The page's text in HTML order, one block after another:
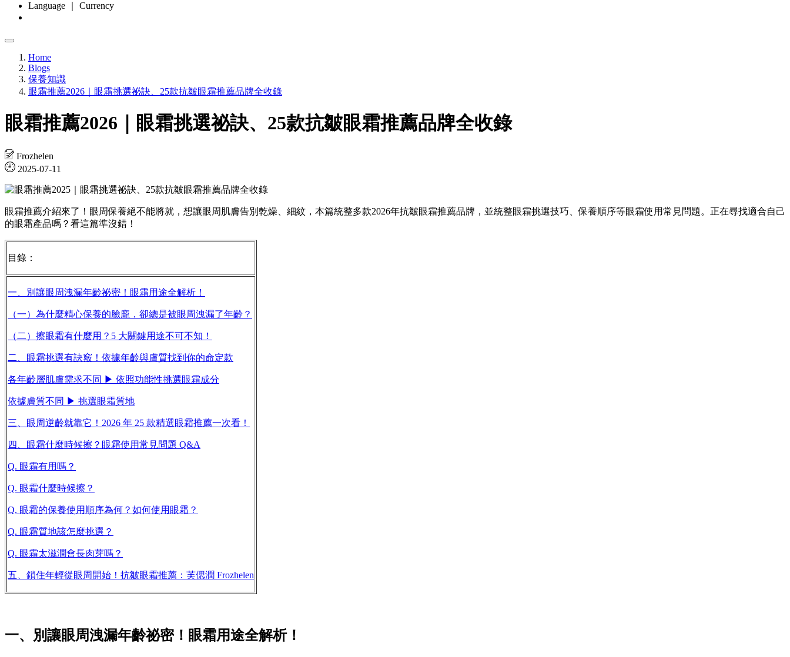
Language ｜ Currency
Home
Blogs
保養知識
眼霜推薦2026｜眼霜挑選祕訣、25款抗皺眼霜推薦品牌全收錄
眼霜推薦2026｜眼霜挑選祕訣、25款抗皺眼霜推薦品牌全收錄
Frozhelen
2025-07-11
眼霜推薦介紹來了！眼周保養絕不能將就，想讓眼周肌膚告別乾燥、細紋，本篇統整多款2026年抗皺眼霜推薦品牌，並統整眼霜挑選技巧、保養順序等眼霜使用常見問題。正在尋找適合自己
的眼霜產品嗎？看這篇準沒錯！
目錄：
一、別讓眼周洩漏年齡祕密！眼霜用途全解析！
（一）為什麼精心保養的臉龐，卻總是被眼周洩漏了年齡？
（二）擦眼霜有什麼用？5 大關鍵用途不可不知！
二、眼霜挑選有訣竅！依據年齡與膚質找到你的命定款
各年齡層肌膚需求不同 ▶ 依照功能性挑選眼霜成分
依據膚質不同 ▶ 挑選眼霜質地
三、眼周逆齡就靠它！2026 年 25 款精選眼霜推薦一次看！
四、眼霜什麼時候擦？眼霜使用常見問題 Q&A
Q. 眼霜有用嗎？
Q. 眼霜什麼時候擦？
Q. 眼霜的保養使用順序為何？如何使用眼霜？
Q. 眼霜質地該怎麼挑選？
Q. 眼霜太滋潤會長肉芽嗎？
五、鎖住年輕從眼周開始！抗皺眼霜推薦：芙偲潤 Frozhelen
一、別讓眼周洩漏年齡祕密！眼霜用途全解析！